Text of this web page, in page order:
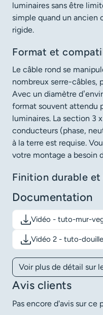
luminaires sans être
simple quand un ancien
rigide.
Format et
Le câble rond se
nombreux serre-câbles,
Avec un diamètre
format souvent attendu
luminaires. La section 3
conducteurs (phase,
à la terre est requise.
votre montage a besoin
Finition durable et
Documentation
Vidéo - tuto-mur-
Télécharger le
Vidéo 2 - tuto-
Télécharger le
Voir plus de détail sur
Avis clients
Pas encore d'avis sur ce